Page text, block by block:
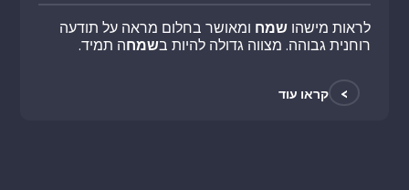
לראות מישהושמח ומאושר בחלום מראה על תודעה
רוחנית גבוהה. מצווה גדולה להיות בשמחה תמיד.
> קראו עוד